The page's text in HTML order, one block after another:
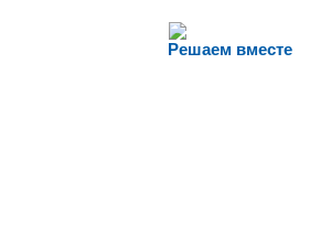
Решаем вместе